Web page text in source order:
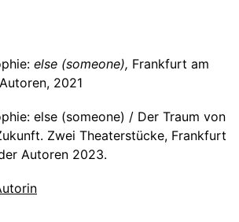
else (someone), Frankfurt am
2021
else (someone) / Der Traum von
Zwei Theaterstücke, Frankfurt
Autoren 2023.